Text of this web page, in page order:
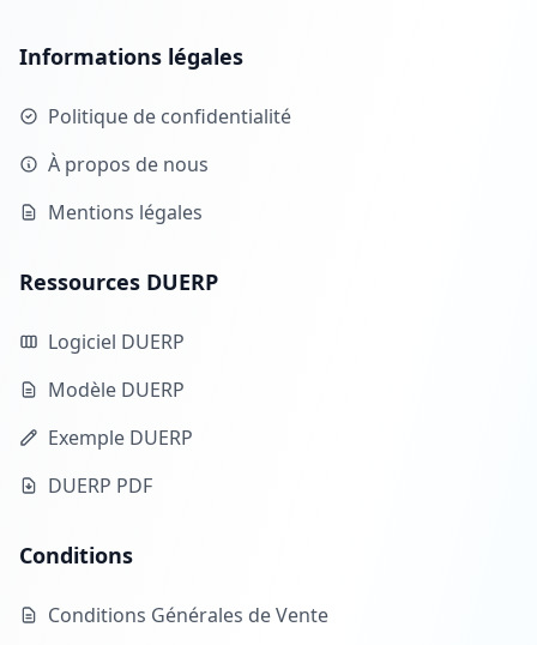
Informations légales
Politique de confidentialité
À propos de nous
Mentions légales
Ressources DUERP
Logiciel DUERP
Modèle DUERP
Exemple DUERP
DUERP PDF
Conditions
Conditions Générales de Vente